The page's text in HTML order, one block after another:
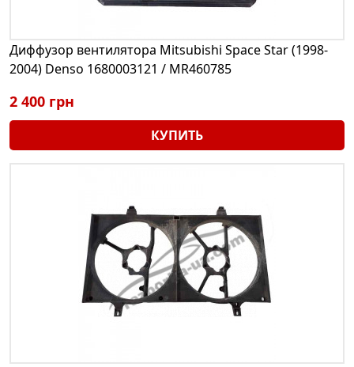
Диффузор вентилятора Mitsubishi Space Star (1998-
2004) Denso 1680003121 / MR460785
2 400 грн
КУПИТЬ